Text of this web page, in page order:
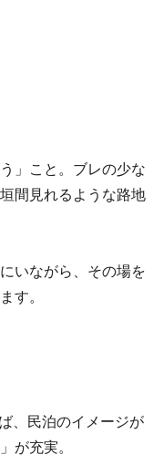
」こと。ブレの少な
間見れるような路地
いながら、その場を
す。
、民泊のイメージが
が充実。